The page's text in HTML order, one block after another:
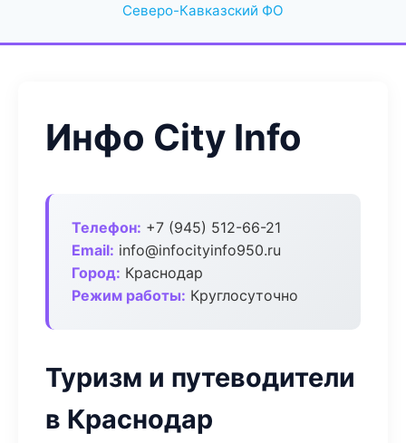
Северо-Кавказский ФО
Инфо City Info
Телефон: +7 (945) 512-66-21
Email: info@infocityinfo950.ru
Город: Краснодар
Режим работы: Круглосуточно
Туризм и путеводители
в Краснодар